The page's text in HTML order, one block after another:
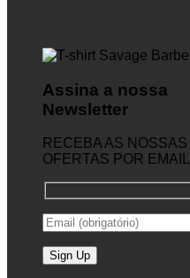
Assina a nossa
Newsletter
RECEBA AS NOSSAS
OFERTAS POR EMAIL